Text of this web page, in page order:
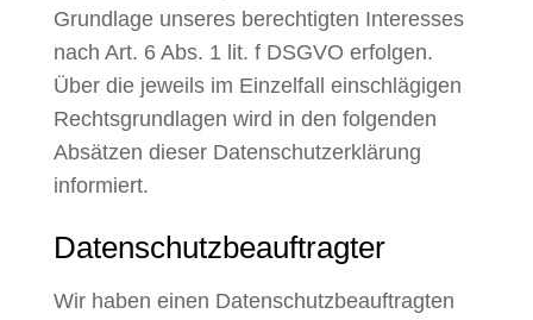
Grundlage unseres berechtigten Interesses
nach Art. 6 Abs. 1 lit. f DSGVO erfolgen.
Über die jeweils im Einzelfall einschlägigen
Rechtsgrundlagen wird in den folgenden
Absätzen dieser Datenschutzerklärung
informiert.
Datenschutz­beauftragter
Wir haben einen Datenschutzbeauftragten